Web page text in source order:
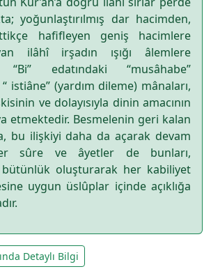
yoğunlaştırılmış dar hacimden,
hafifleyen geniş hacimlere
ilâhî irşadın ışığı âlemlere
“Bi” edatındaki “musâhabe”
istiâne” (yardım dileme) mânaları,
ve dolayısıyla dinin amacının
etmektedir. Besmelenin geri kalan
bu ilişkiyi daha da açarak devam
sûre ve âyetler de bunları,
oluşturarak her kabiliyet
uygun üslûplar içinde açıklığa
Detaylı Bilgi